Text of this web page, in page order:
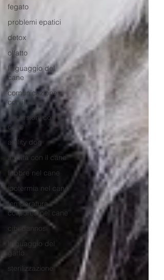
fegato
problemi epatici
detox
olfatto
linguaggio del
cane
comunicazione
con il cane
escursioni con il
cane
agility dog
attività con il cane
febbre nel cane
ipotermia nel cane
temperatura
corporea nel cane
cibi dannosi
linguaggio del
gatto
sterilizzazione